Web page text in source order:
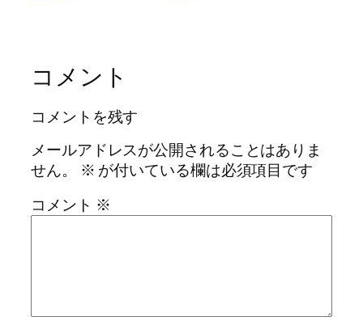
コメント
コメントを残す
メールアドレスが公開されることはありま
せん。
※ が付いている欄は必須項目です
コメント ※